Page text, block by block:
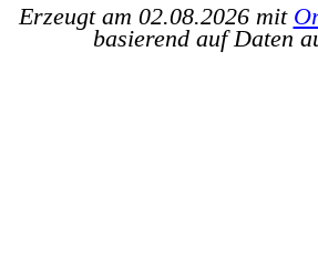
Erzeugt am 02.08.2026 mit
basierend auf Daten